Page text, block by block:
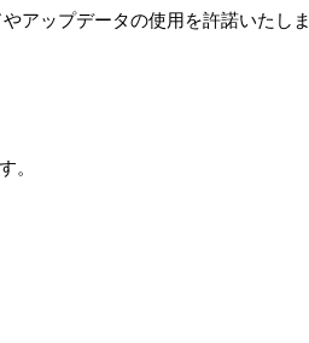
アップデータの使用を許諾いたしま
。